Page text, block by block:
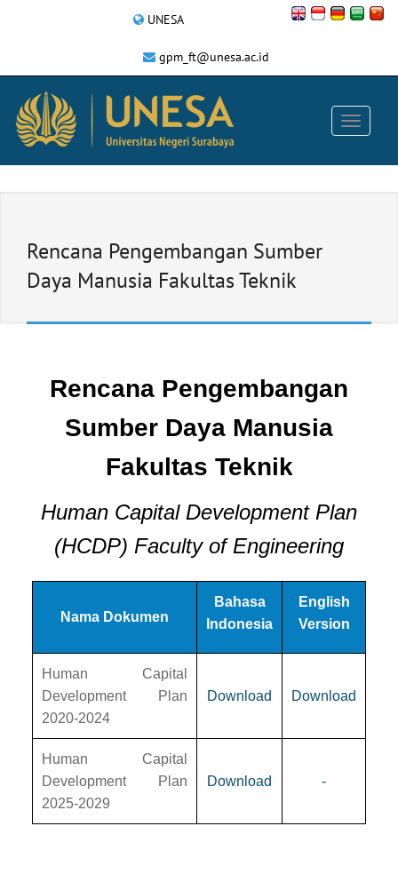
UNESA
gpm_ft@unesa.ac.id
Rencana Pengembangan Sumber
Daya Manusia Fakultas Teknik
Rencana Pengembangan
Sumber Daya Manusia
Fakultas Teknik
Human Capital Development Plan
(HCDP) Faculty of Engineering
Nama Dokumen
Bahasa
Indonesia
English
Version
Human Capital
Development Plan
2020-2024
Download Download
Human Capital
Development Plan
2025-2029
Download -